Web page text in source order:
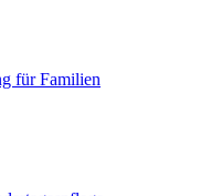
für Familien